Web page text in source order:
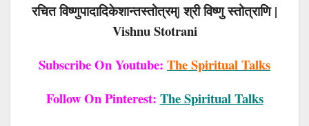
रचितविष्णुपादादिकेशान्तस्तोत्रम्| श्री विष्णु स्तोत्राणि |
Vishnu Stotrani
Subscribe On Youtube: The Spiritual Talks
Follow On Pinterest: The Spiritual Talks